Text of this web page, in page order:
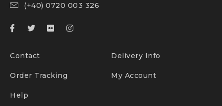
(+40) 0720 003 326
Contact Delivery Info
Order Tracking My Account
Help